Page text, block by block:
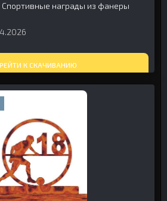
Спортивные награды из фанеры
К СКАЧИВАНИЮ